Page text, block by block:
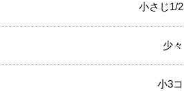
小さじ1/2
少々
小3コ